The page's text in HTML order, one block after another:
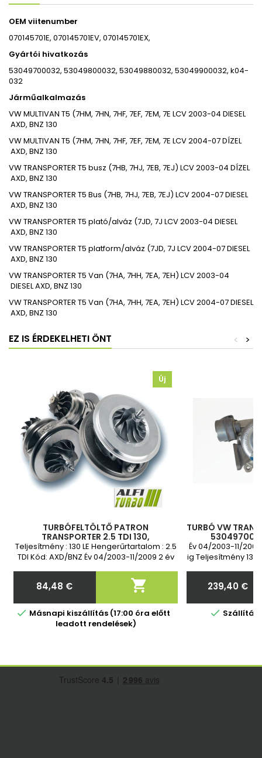
OEM viitenumber
070145701E, 070145701EV, 070145701EX,
Gyártói hivatkozás
53049700032, 53049800032, 53049880032, 53049900032, k04-
032
Járműalkalmazás
VWMULTIVAN T5 (7HM, 7HN, 7HF, 7EF, 7EM, 7E LCV2003-04 DIESEL
AXD, BNZ 130
VWMULTIVAN T5 (7HM, 7HN, 7HF, 7EF, 7EM, 7E LCV2004-07DÍZEL
AXD, BNZ 130
VWTRANSPORTER T5 busz (7HB, 7HJ, 7EB, 7EJ) LCV2003-04 DÍZEL
AXD, BNZ 130
VWTRANSPORTER T5 Bus (7HB, 7HJ, 7EB, 7EJ) LCV2004-07DIESEL
AXD, BNZ 130
VWTRANSPORTER T5 plató/alváz (7JD, 7J LCV2003-04 DIESEL
AXD, BNZ 130
VWTRANSPORTER T5 platform/alváz (7JD, 7J LCV2004-07DIESEL
AXD, BNZ 130
VWTRANSPORTER T5 Van (7HA, 7HH, 7EA, 7EH) LCV2003-04
DIESELAXD, BNZ 130
VWTRANSPORTER T5 Van (7HA, 7HH, 7EA, 7EH) LCV2004-07DIESEL
AXD, BNZ 130
EZ IS ÉRDEKELHETI ÖNT >
<
Új
TURBÓFELTÖLTŐ PATRON
TRANSPORTER 2.5 TDI 130,
53049700032, 53049880032,
070145701E, 070145701EV,
Teljesítmény : 130 LE Hengerűrtartalom : 2.5
TDI Kód: AXD/BNZ Év 04/2003-11/2009 2 év
Ár
84,48 € 
 Másnapi kiszállítás (17:00 óra előtt
leadott rendelések)
TURBÓ VW
Év 04/2003-11/
ig Teljesítmény 130
Ár
239,40 €
 Szállítás